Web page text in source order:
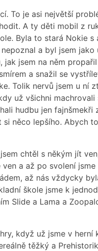
To je asi největší
A ty děti mobil z
Byla to stará Nokie
a byl jsem
jsem na něm
a snažil se
Tolik nervů jsem u ní
už všichni machrovali
hudbu jen fajnšmekři
něco lepšího. Abych
chtěl s někým jít
a až po svolení
až nás vždycky
škole jsme k
Slide a Lama a
když už jsme v
těžký a